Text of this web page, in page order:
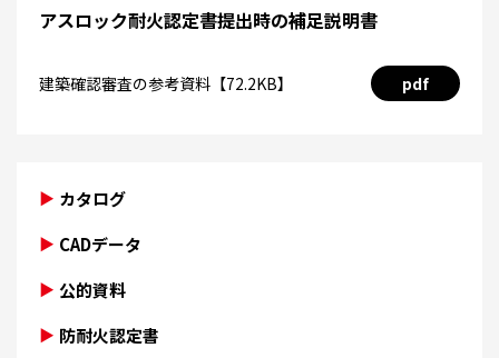
アスロック耐火認定書提出時の補足説明書
建築確認審査の参考資料【72.2KB】 pdf
カタログ
CADデータ
公的資料
防耐火認定書